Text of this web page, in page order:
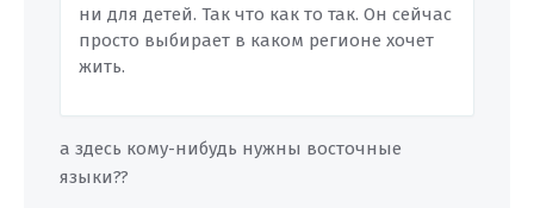
ни для детей. Так что как то так. Он сейчас
просто выбирает в каком регионе хочет
жить.
а здесь кому-нибудь нужны восточные
языки??